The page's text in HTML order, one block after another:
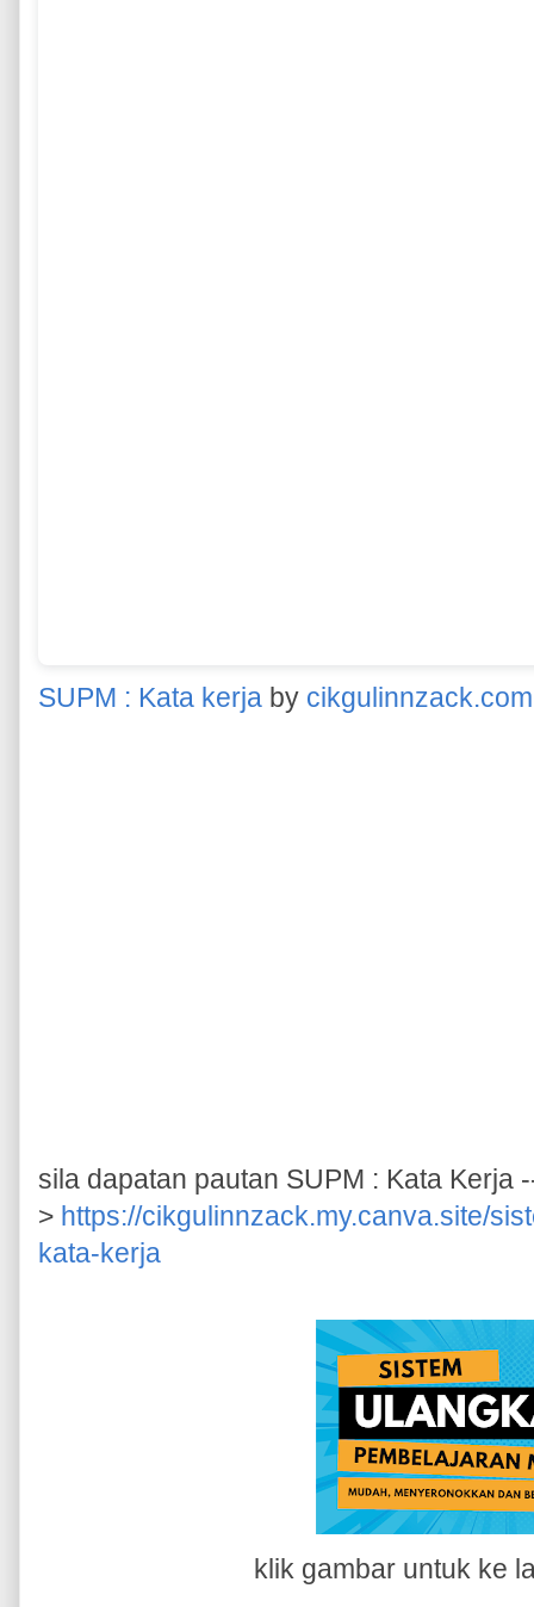
SUPM : Kata kerja by cikgulinnzack.com
sila dapatan pautan SUPM : Kata Kerja
> https://cikgulinnzack.my.canva.site/
kata-kerja
klik gambar untuk ke